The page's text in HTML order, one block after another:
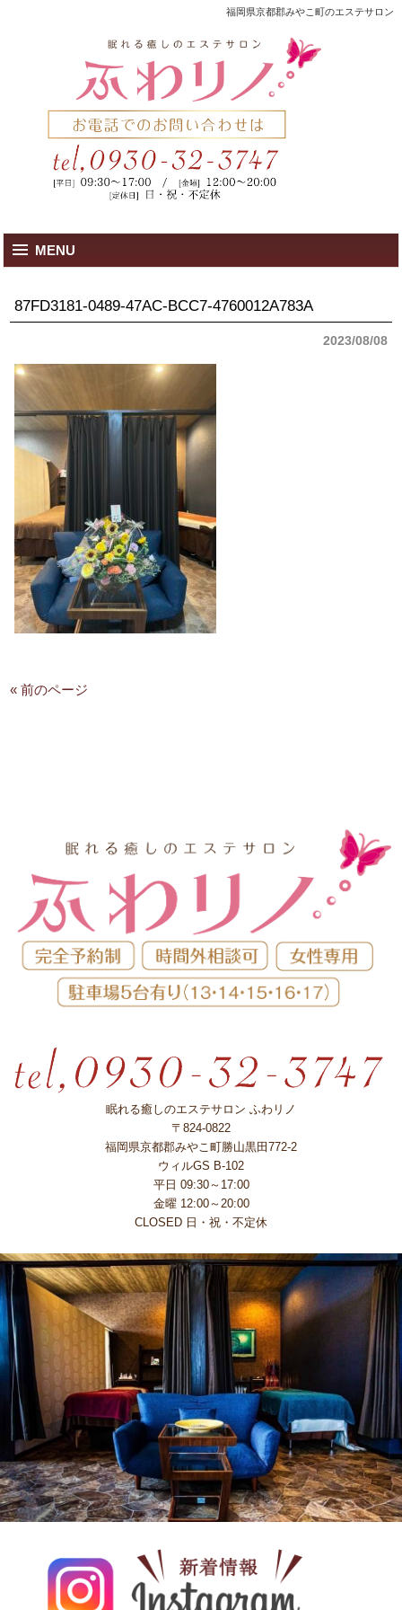
福岡県京都郡みやこ町のエステサロン
MENU
87FD3181-0489-47AC-BCC7-4760012A783A
2023/08/08
« 前のページ
眠れる癒しのエステサロン ふわリノ
〒824-0822
福岡県京都郡みやこ町勝山黒田772-2
ウィルGS B-102
平日 09:30～17:00
金曜 12:00～20:00
CLOSED 日・祝・不定休